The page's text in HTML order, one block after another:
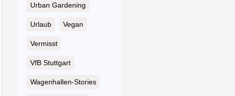
Urban Gardening
Urlaub Vegan
Vermisst
VfB Stuttgart
Wagenhallen-Stories